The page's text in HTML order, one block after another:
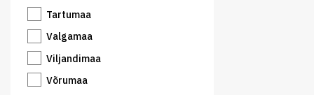
Tartumaa
Valgamaa
Viljandimaa
Võrumaa